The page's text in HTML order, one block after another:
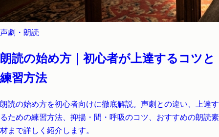
声劇・朗読
朗読の始め方｜初心者が上達するコツと
練習方法
朗読の始め方を初心者向けに徹底解説。声劇との違い、上達す
るための練習方法、抑揚・間・呼吸のコツ、おすすめの朗読素
材まで詳しく紹介します。